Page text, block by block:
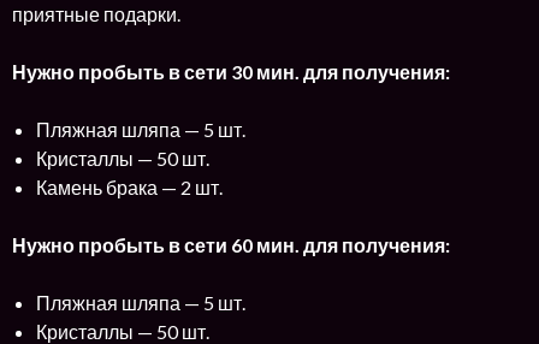
приятные подарки.
Нужно пробыть в сети 30 мин. для получения:
Пляжная шляпа — 5 шт.
Кристаллы — 50 шт.
Камень брака — 2 шт.
Нужно пробыть в сети 60 мин. для получения:
Пляжная шляпа — 5 шт.
Кристаллы — 50 шт.